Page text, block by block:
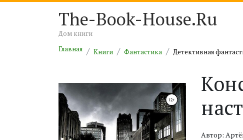
The-Book-House.Ru
Дом книги
Главная
Книги Фантастика Детективная
Автор: